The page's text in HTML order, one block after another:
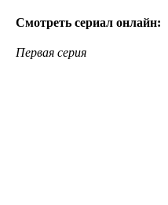
Смотреть сериал онлайн:
Первая серия